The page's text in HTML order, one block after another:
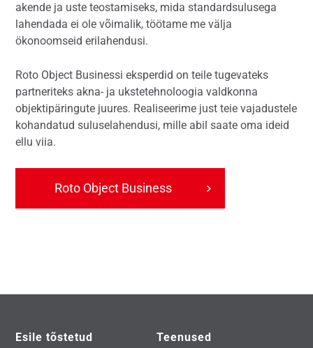
akende ja uste teostamiseks, mida standardsulusega
lahendada ei ole võimalik, töötame me välja
ökonoomseid erilahendusi.
Roto Object Businessi eksperdid on teile tugevateks
partneriteks akna- ja ukstetehnoloogia valdkonna
objektipäringute juures. Realiseerime just teie vajadustele
kohandatud suluselahendusi, mille abil saate oma ideid
ellu viia.
Roto Object Business
Esile tõstetud Teenused